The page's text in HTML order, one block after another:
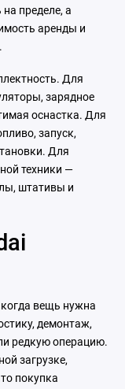
пределе, а
аренды и
Для
зарядное
оснастка. Для
запуск,
Для
техники —
штативы и
вещь нужна
демонтаж,
редкую операцию.
загрузке,
покупка